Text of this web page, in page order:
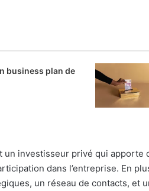
business plan de
un investisseur privé qui apporte
dans l’entreprise. En
un réseau de contacts, et